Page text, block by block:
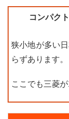
コンパク
狭小地が多い
らずあります。
ここでも三菱